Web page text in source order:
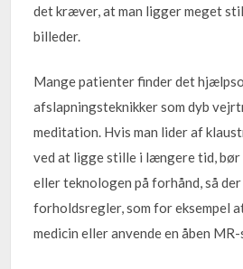
det kræver, at man ligger meget
billeder.
Mange patienter finder det
afslapningsteknikker som dyb
meditation. Hvis man lider af
ved at ligge stille i længere tid,
eller teknologen på forhånd, så
forholdsregler, som for eksempel
medicin eller anvende en åben MR-